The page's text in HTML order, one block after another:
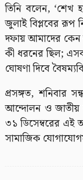
তিনি বলেন, ‘শেখ
জুলাই বিপ্লবের রূপ
দফায় আমাদের
কী ধরনের ছিল; এসব
ঘোষণা দিবে
প্রসঙ্গত, শনিবার
আন্দোলন ও জাতীয়
৩১ ডিসেম্বরের
সামাজিক